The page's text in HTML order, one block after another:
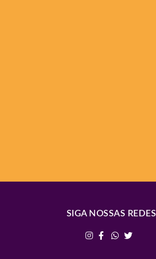
SIGA NOSSAS REDES